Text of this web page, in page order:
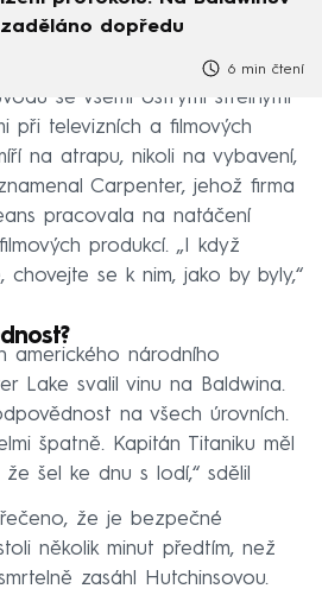
dopředu
6 min čtení
se všemi ostrými střelnými
při televizních a filmových
na atrapu, nikoli na vybavení,
Carpenter, jehož firma
pracovala na natáčení
produkcí. „I když
chovejte se k nim, jako by byly,“
amerického národního
Lake svalil vinu na Baldwina.
na všech úrovních.
špatně. Kapitán Titaniku měl
šel ke dnu s lodí,“ sdělil
že je bezpečné
několik minut předtím, než
zasáhl Hutchinsovou.